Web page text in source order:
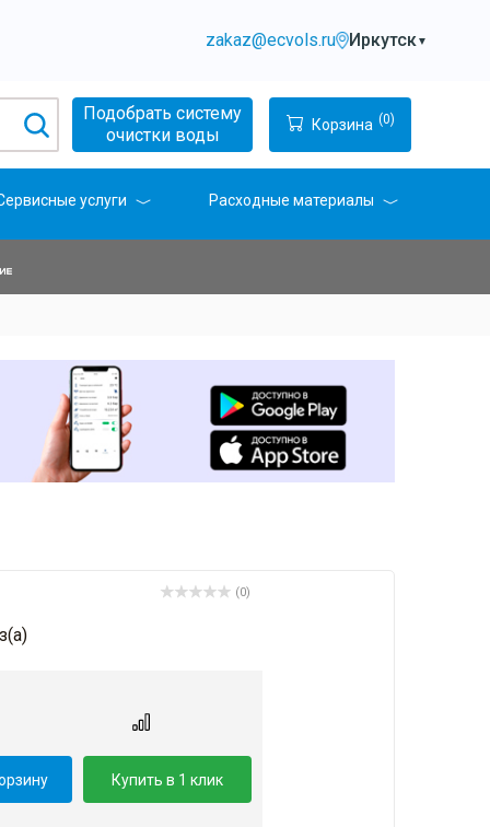
zakaz@ecvols.ru Иркутск▼
Подобрать систему
очистки воды
Корзина (0)
услуги Расходные материалы
(0)
Купить в 1 клик